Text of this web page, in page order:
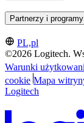
Partnerzy i programy
PL,pl
©2026 Logitech.
Warunki
cookie Mapa
Logitech